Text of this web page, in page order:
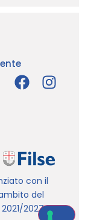
con il
del
2027